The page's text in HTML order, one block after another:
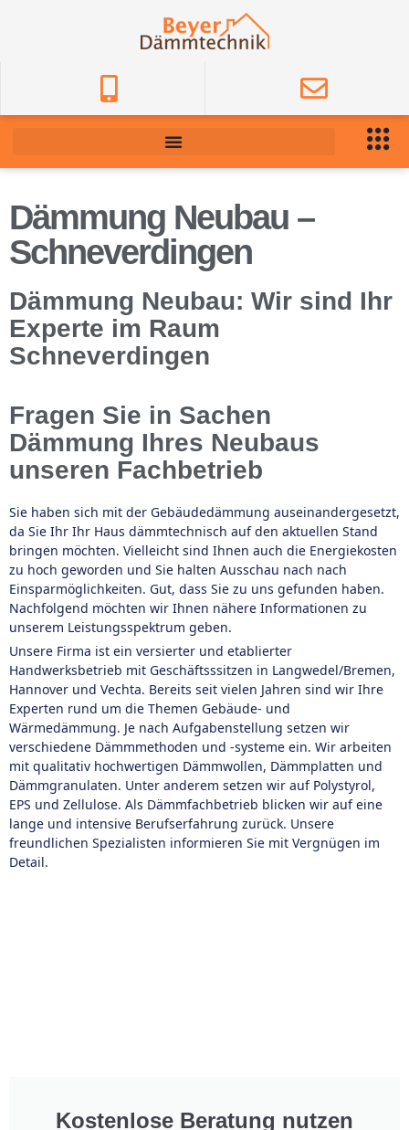
Dämmung Neubau –
Schneverdingen
Dämmung Neubau: Wir sind Ihr
Experte im Raum
Schneverdingen
Fragen Sie in Sachen
Dämmung Ihres Neubaus
unseren Fachbetrieb
Sie haben sich mit der Gebäudedämmung auseinandergesetzt,
da Sie Ihr Ihr Haus dämmtechnisch auf den aktuellen Stand
bringen möchten. Vielleicht sind Ihnen auch die Energiekosten
zu hoch geworden und Sie halten Ausschau nach nach
Einsparmöglichkeiten. Gut, dass Sie zu uns gefunden haben.
Nachfolgend möchten wir Ihnen nähere Informationen zu
unserem Leistungsspektrum geben.
Unsere Firma ist ein versierter und etablierter
Handwerksbetrieb mit Geschäftsssitzen in Langwedel/Bremen,
Hannover und Vechta. Bereits seit vielen Jahren sind wir Ihre
Experten rund um die Themen Gebäude- und
Wärmedämmung. Je nach Aufgabenstellung setzen wir
verschiedene Dämmmethoden und -systeme ein. Wir arbeiten
mit qualitativ hochwertigen Dämmwollen, Dämmplatten und
Dämmgranulaten. Unter anderem setzen wir auf Polystyrol,
EPS und Zellulose. Als Dämmfachbetrieb blicken wir auf eine
lange und intensive Berufserfahrung zurück. Unsere
freundlichen Spezialisten informieren Sie mit Vergnügen im
Detail.
Kostenlose Beratung nutzen